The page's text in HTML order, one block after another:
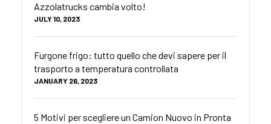
Azzolatrucks cambia volto!
JULY 10, 2023
Furgone frigo: tutto quello che devi sapere per il
trasporto a temperatura controllata
JANUARY 26, 2023
5 Motivi per scegliere un Camion Nuovo in Pronta